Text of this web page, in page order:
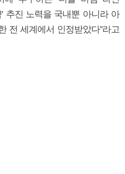
추진 노력을 국내뿐 아니라 아
전 세계에서 인정받았다”라고